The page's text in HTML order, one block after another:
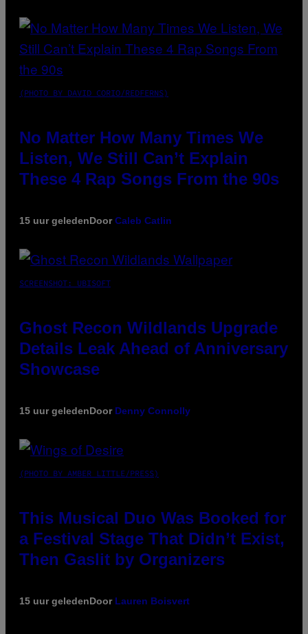
(PHOTO BY DAVID CORIO/REDFERNS)
No Matter How Many Times We
Listen, We Still Can’t Explain
These 4 Rap Songs From the 90s
15 uur geledenDoorCaleb Catlin
SCREENSHOT: UBISOFT
Ghost Recon Wildlands Upgrade
Details Leak Ahead of Anniversary
Showcase
15 uur geledenDoor Denny Connolly
(PHOTO BY AMBER LITTLE/PRESS)
This Musical Duo Was Booked for
a Festival Stage That Didn’t Exist,
Then Gaslit by Organizers
15 uur geledenDoor Lauren Boisvert